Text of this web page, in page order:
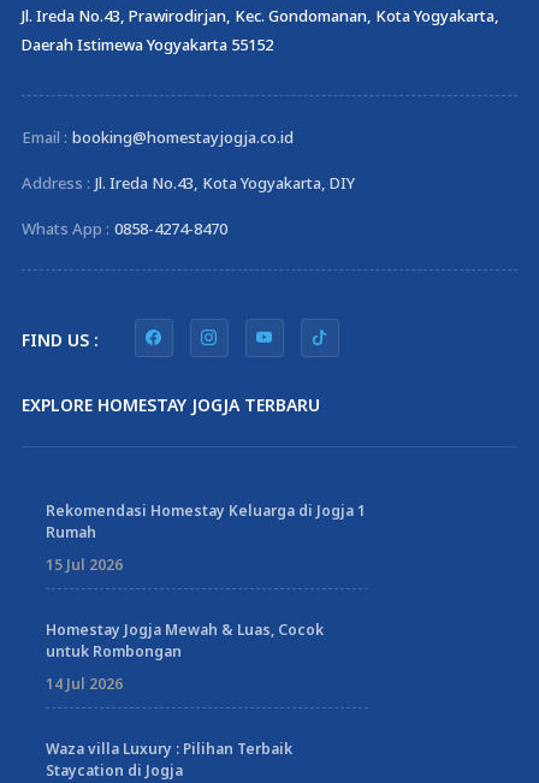
Jl. Ireda No.43, Prawirodirjan, Kec. Gondomanan, Kota Yogyakarta,
Daerah Istimewa Yogyakarta 55152
Email : booking@homestayjogja.co.id
Address : Jl. Ireda No.43, Kota Yogyakarta, DIY
Whats App : 0858-4274-8470
FIND US :
EXPLORE HOMESTAY JOGJA TERBARU
Rekomendasi Homestay Keluarga di Jogja 1
Rumah
15 Jul 2026
Homestay Jogja Mewah & Luas, Cocok
untuk Rombongan
14 Jul 2026
Waza villa Luxury : Pilihan Terbaik
Staycation di Jogja